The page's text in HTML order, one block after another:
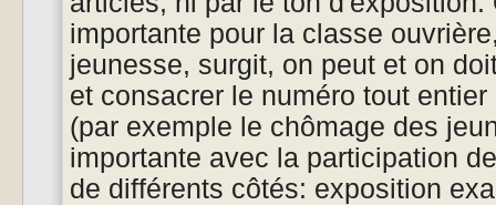
importante pour la classe
jeunesse, surgit, on peut et on
et consacrer le numéro tout
(par exemple le chômage des
importante avec la participation
de différents côtés: exposition